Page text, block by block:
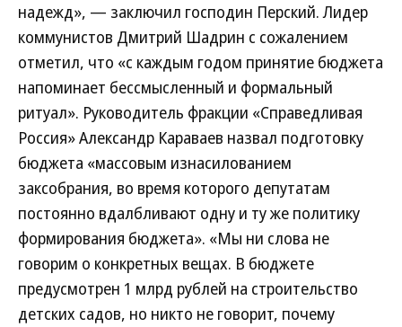
надежд», — заключил господин Перский. Лидер
коммунистов Дмитрий Шадрин с сожалением
отметил, что «с каждым годом принятие бюджета
напоминает бессмысленный и формальный
ритуал». Руководитель фракции «Справедливая
Россия» Александр Караваев назвал подготовку
бюджета «массовым изнасилованием
заксобрания, во время которого депутатам
постоянно вдалбливают одну и ту же политику
формирования бюджета». «Мы ни слова не
говорим о конкретных вещах. В бюджете
предусмотрен 1 млрд рублей на строительство
детских садов, но никто не говорит, почему